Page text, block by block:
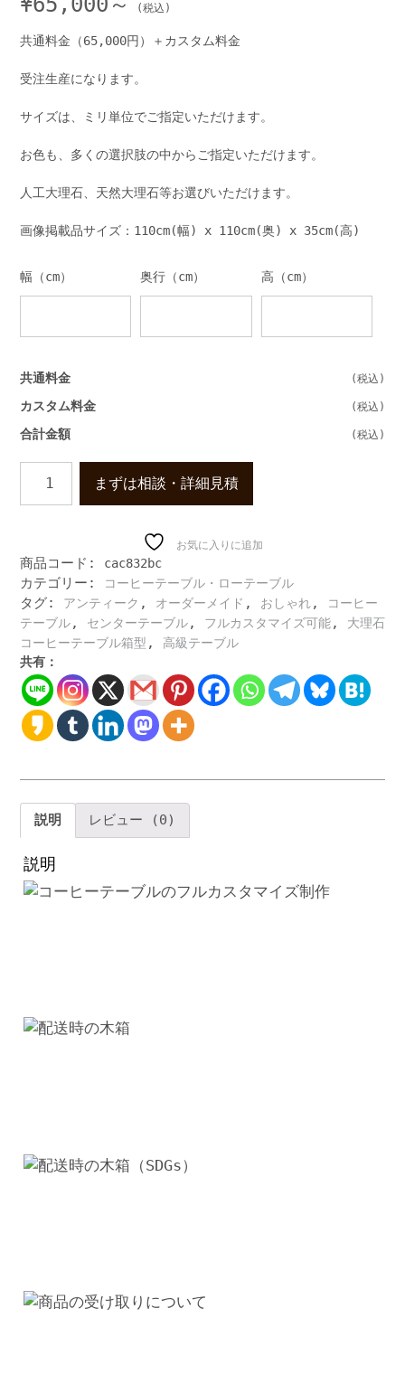
共通料金（65,000円）＋カスタム料金
受注生産になります。
サイズは、ミリ単位でご指定いただけます。
お色も、多くの選択肢の中からご指定いただけます。
人工大理石、天然大理石等お選びいただけます。
画像掲載品サイズ：110cm(幅) x 110cm(奥) x 35cm(高)
幅（cm） 奥行（cm） 高（cm）
共通料金
カスタム料金
合計金額
ジ
リ
ー
な
コ
ー
ヒ
ー
テ
ー
ブ
マ
ル
ン
高
級
まずは相談・詳細見積
お気に入りに追加
商品コード: cac832bc
カテゴリー: コーヒーテーブル・ローテーブル
タグ: アンティーク , オーダーメイド , おしゃれ,
コーヒー
テーブル, センターテーブル, フルカスタマイズ可能,
大理石
コーヒーテーブル箱型 ,
高級テーブル
共有：
説明 レビュー (0)
説明